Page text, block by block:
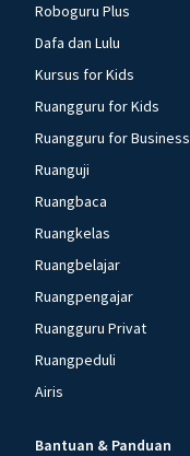
Roboguru Plus
Dafa dan Lulu
Kursus for Kids
Ruangguru for Kids
Ruangguru for Business
Ruanguji
Ruangbaca
Ruangkelas
Ruangbelajar
Ruangpengajar
Ruangguru Privat
Ruangpeduli
Airis
Bantuan & Panduan